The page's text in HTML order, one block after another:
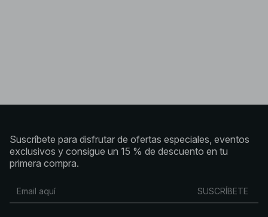
Suscríbete para disfrutar de ofertas especiales, eventos
exclusivos y consigue un 15 % de descuento en tu
primera compra.
SUSCRÍBETE